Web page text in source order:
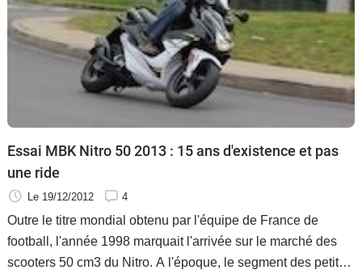
Scooters
Services
Auto
Essai MBK Nitro 50 2013 : 15 ans d'existence et pas
une ride
Le 19/12/2012 4
Outre le titre mondial obtenu par l'équipe de France de
football, l'année 1998 marquait l'arrivée sur le marché des
scooters 50 cm3 du Nitro. A l'époque, le segment des petites